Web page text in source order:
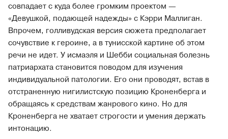
совпадает с куда более громким проектом —
«Девушкой, подающей надежды» с Кэрри Маллиган.
Впрочем, голливудская версия сюжета предполагает
сочувствие к героине, а в тунисской картине об этом
речи не идет. У исмаэля и Шебби социальная болезнь
патриархата становится поводом для изучения
индивидуальной патологии. Его они проводят, встав в
отстраненную нигилистскую позицию Кроненберга и
обращаясь к средствам жанрового кино. Но для
Кроненберга не хватает строгости и умения держать
интонацию.